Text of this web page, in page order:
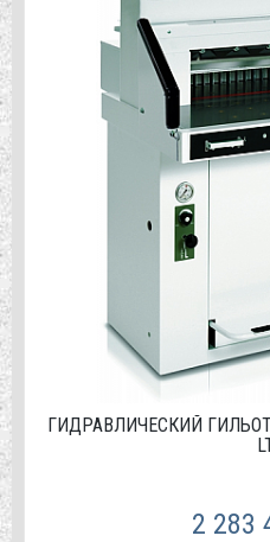
ГИДРАВЛИЧЕСКИЙ
2 283